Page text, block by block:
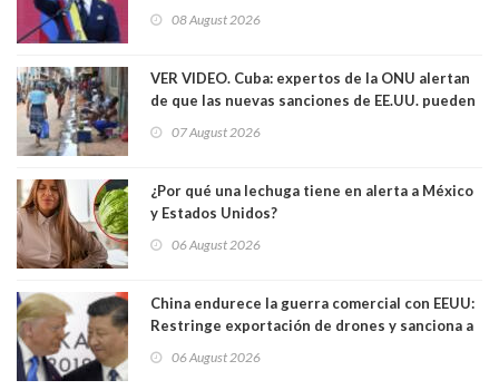
08 August 2026
VER VIDEO. Cuba: expertos de la ONU alertan
de que las nuevas sanciones de EE.UU. pueden
07 August 2026
¿Por qué una lechuga tiene en alerta a México
y Estados Unidos?
06 August 2026
China endurece la guerra comercial con EEUU:
Restringe exportación de drones y sanciona a
06 August 2026